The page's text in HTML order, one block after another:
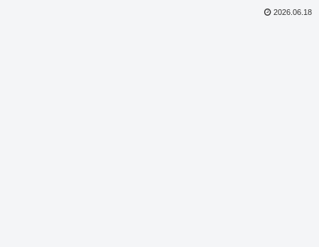
2026.06.18